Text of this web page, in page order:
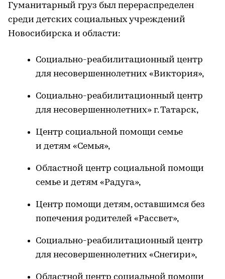
Гуманитарный груз был перераспределен
среди детских социальных учреждений
Новосибирска и области:
Социально-реабилитационный центр
для несовершеннолетних «Виктория»,
Социально-реабилитационный центр
для несовершеннолетних» г. Татарск,
Центр социальной помощи семье
и детям «Семья»,
Областной центр социальной помощи
семье и детям «Радуга»,
Центр помощи детям, оставшимся без
попечения родителей «Рассвет»,
Социально-реабилитационный центр
для несовершеннолетних «Снегири»,